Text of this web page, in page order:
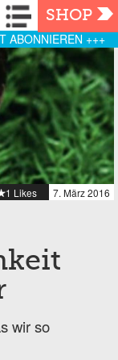
Navigation
SHOP
ABONNIEREN +++
7. März 2016
1 Likes
wir so